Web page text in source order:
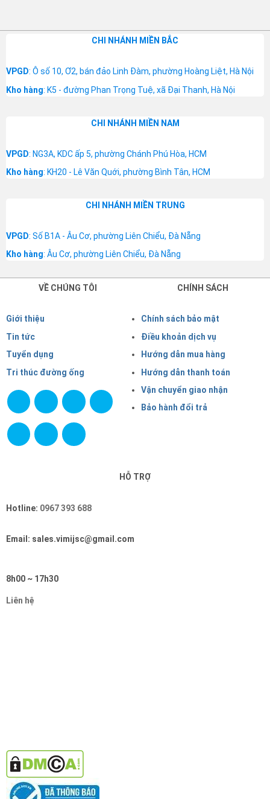
CHI NHÁNH MIỀN BẮC
VPGD: Ô số 10, Ơ2, bán đảo Linh Đàm, phường Hoàng Liệt, Hà Nội
Kho hàng: K5 - đường Phan Trọng Tuệ, xã Đại Thanh, Hà Nội
CHI NHÁNH MIỀN NAM
VPGD: NG3A, KDC ấp 5, phường Chánh Phú Hòa, HCM
Kho hàng: KH20 - Lê Văn Quới, phường Bình Tân, HCM
CHI NHÁNH MIỀN TRUNG
VPGD: Số B1A - Âu Cơ, phường Liên Chiểu, Đà Nẵng
Kho hàng: Âu Cơ, phường Liên Chiểu, Đà Nẵng
VỀ CHÚNG TÔI
Giới thiệu
Tin tức
Tuyển dụng
Tri thúc đường ống
CHÍNH SÁCH
Chính sách bảo mật
Điều khoản dịch vụ
Hướng dẫn mua hàng
Hướng dẫn thanh toán
Vận chuyển giao nhận
Bảo hành đổi trả
HỖ TRỢ
Hotline: 0967 393 688
Email: sales.vimijsc@gmail.com
8h00 ~ 17h30
Liên hệ